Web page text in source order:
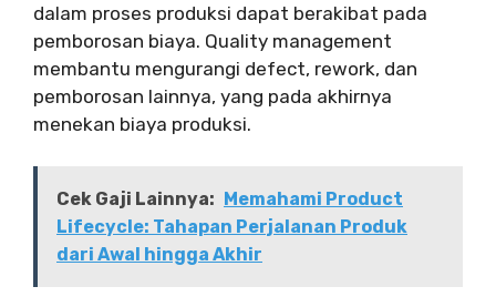
dalam proses produksi dapat berakibat pada
pemborosan biaya. Quality management
membantu mengurangi defect, rework, dan
pemborosan lainnya, yang pada akhirnya
menekan biaya produksi.
Cek Gaji Lainnya: Memahami Product
Lifecycle: Tahapan Perjalanan Produk
dari Awal hingga Akhir